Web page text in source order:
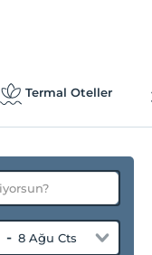
Termal Oteller
- 8 Ağu Cts